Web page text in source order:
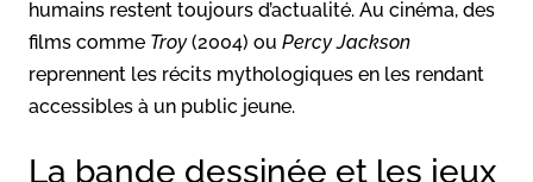
humains restent toujours d’actualité. Au cinéma, des
films comme Troy(2004) ou Percy Jackson
reprennent les récits mythologiques en les rendant
accessibles à un public jeune.
La bande dessinée et les jeux